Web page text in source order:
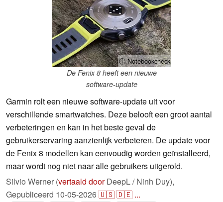
ⓘ Notebookcheck
De Fenix 8 heeft een nieuwe
software-update
Garmin rolt een nieuwe software-update uit voor
verschillende smartwatches. Deze belooft een groot aantal
verbeteringen en kan in het beste geval de
gebruikerservaring aanzienlijk verbeteren. De update voor
de Fenix 8 modellen kan eenvoudig worden geïnstalleerd,
maar wordt nog niet naar alle gebruikers uitgerold.
Silvio Werner (vertaald doorDeepL / Ninh Duy),
Gepubliceerd 10-05-2026🇺🇸🇩🇪 ...